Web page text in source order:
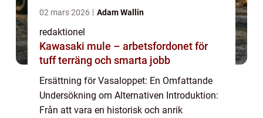
02 mars 2026 Adam Wallin
redaktionel
Kawasaki mule – arbetsfordonet för
tuff terräng och smarta jobb
Ersättning för Vasaloppet: En Omfattande
Undersökning om Alternativen Introduktion:
Från att vara en historisk och anrik